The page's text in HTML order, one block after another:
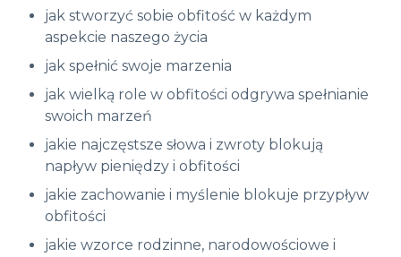
jak stworzyć sobie obfitość w każdym
aspekcie naszego życia
jak spełnić swoje marzenia
jak wielką role w obfitości odgrywa spełnianie
swoich marzeń
jakie najczęstsze słowa i zwroty blokują
napływ pieniędzy i obfitości
jakie zachowanie i myślenie blokuje przypływ
obfitości
jakie wzorce rodzinne, narodowościowe i